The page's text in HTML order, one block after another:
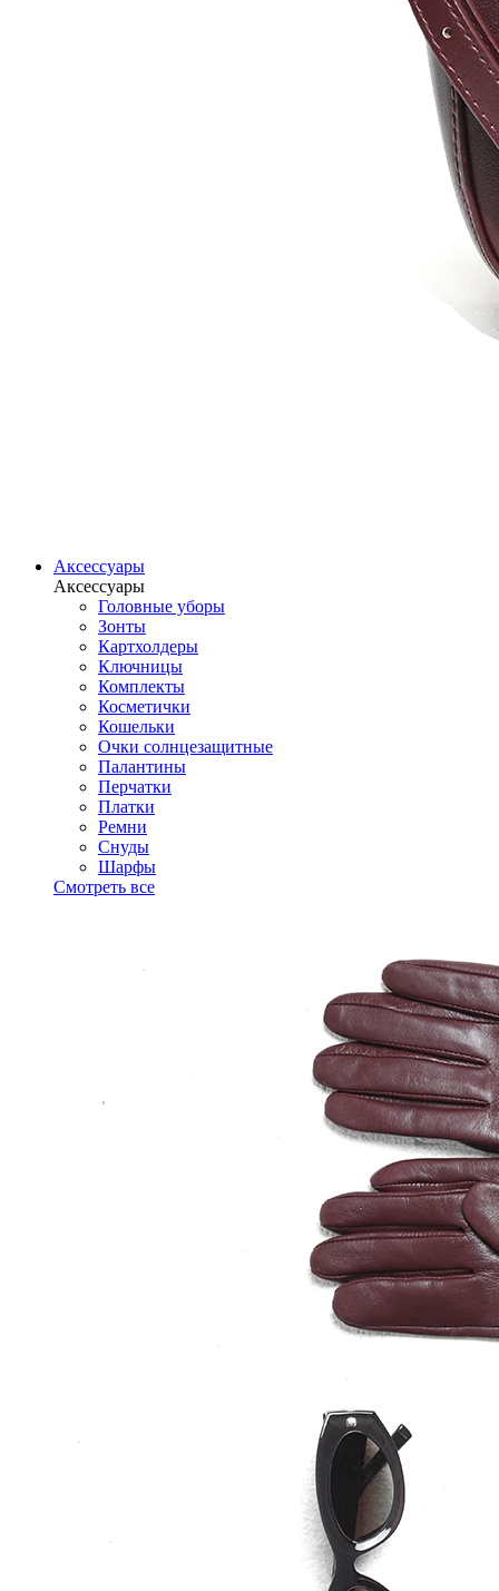
Аксессуары
Аксессуары
Головные уборы
Зонты
Картхолдеры
Ключницы
Комплекты
Косметички
Кошельки
Очки солнцезащитные
Палантины
Перчатки
Платки
Ремни
Снуды
Шарфы
Смотреть все